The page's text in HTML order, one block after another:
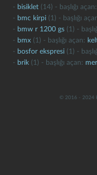
- bisiklet (14) - başlığı açan:
- bmc kirpi (1) - başlığı
- bmw r 1200 gs (1) -
- bmx (1) - başlığı açan:
- bosfor ekspresi (1) -
- brik (1) - başlığı açan:
© 2016 - 2024